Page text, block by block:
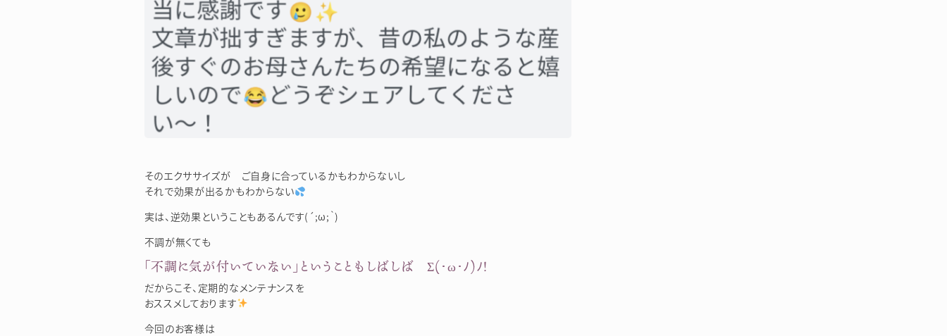
そのエクササイズが ご自身に合っているかもわからないし
それで効果が出るかもわからない
実は、逆効果ということもあるんです(´;ω;｀)
不調が無くても
「不調に気が付いていない」ということもしばしば Σ(･ω･ﾉ)ﾉ！
だからこそ、定期的なメンテナンスを
おススメしております
今回のお客様は